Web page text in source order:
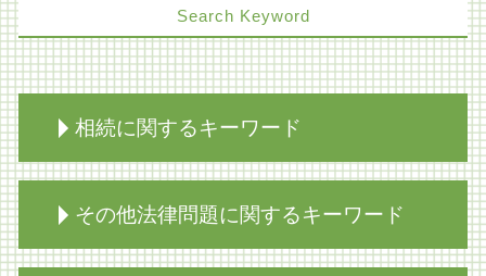
Search Keyword
相続に関するキーワード
家族信託 不動産
家族信託 売買
その他法律問題に関するキーワード